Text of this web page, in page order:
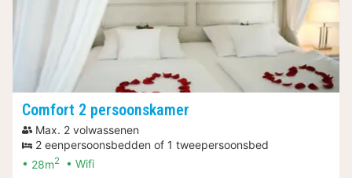
Comfort 2 persoonskamer
Max. 2 volwassenen
2 eenpersoonsbedden of 1 tweepersoonsbed
28m2 Wifi